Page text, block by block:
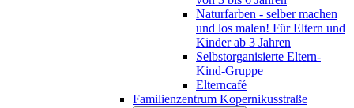
Naturfarben - selber machen
und los malen! Für Eltern und
Kinder ab 3 Jahren
Selbstorganisierte Eltern-
Kind-Gruppe
Elterncafé
Familienzentrum Kopernikusstraße